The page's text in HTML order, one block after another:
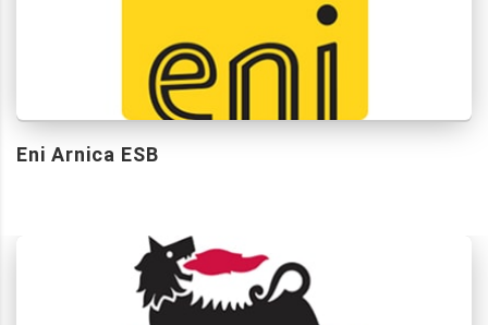
Eni Arnica ESB